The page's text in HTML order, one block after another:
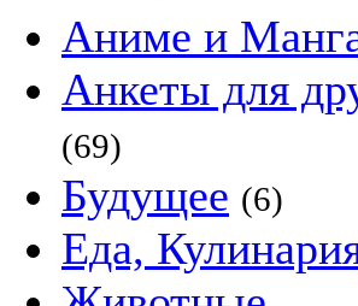
Аниме и
Анкеты для
(69)
Будущее (6)
Еда,